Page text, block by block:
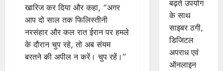
खारिज कर दिया और कहा, “अगर
आप दो साल तक फिलिस्तीनी
नरसंहार और कल रात ईरान पर हमले
के दौरान चुप रहे, तो अब संयम
बरतने की अपील न करें। चुप रहें।”
बढ़ते उपयोग
के साथ
साइबर ठगी,
डिजिटल
अपराध एवं
ऑनलाइन